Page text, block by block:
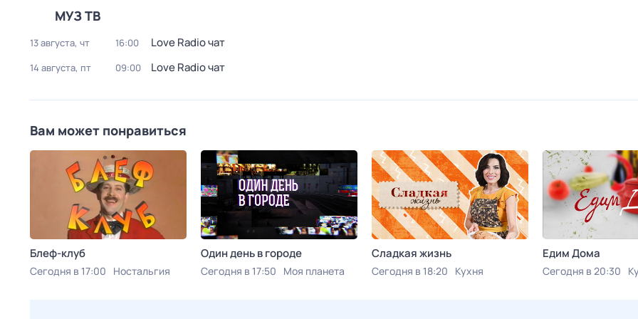
МУЗ ТВ
13 августа, чт 16:00 Love Radio чат
14 августа, пт 09:00 Love Radio чат
Вам может понравиться
Блеф-клуб
Сегодня в 17:00 Ностальгия
Один день в городе
Сегодня в 17:50 Моя планета
Сладкая жизнь
Сегодня в 18:20 Кухня
Едим Дома
Сегодня в 20:30